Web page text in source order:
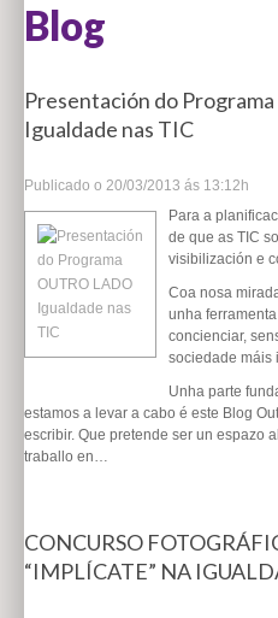
Blog
Presentación do
Igualdade nas TIC
Publicado o 20/03/2013 ás 13:12h
Para a
de que as TIC
visibilización e
Coa nosa
unha
concienciar,
sociedade máis
Unha parte
estamos a levar a cabo é este Blog
escribir. Que pretende ser un espazo
traballo en…
CONCURSO
“IMPLÍCATE” NA